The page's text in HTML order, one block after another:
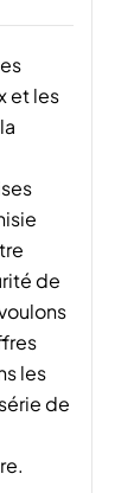
et les
de
les
de